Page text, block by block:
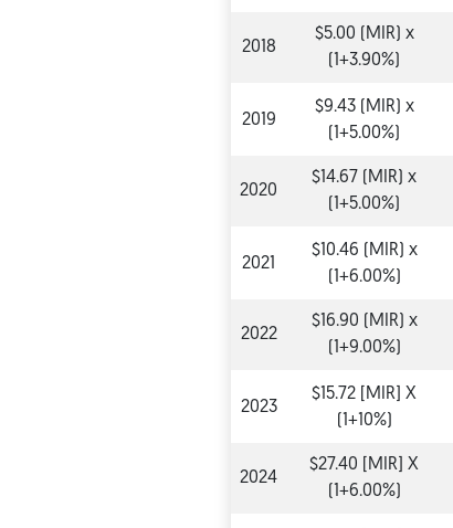
2018
$5.00 (MIR) x
(1+3.90%)
2019
$9.43 (MIR) x
(1+5.00%)
2020
$14.67 (MIR) x
(1+5.00%)
2021
$10.46 (MIR) x
(1+6.00%)
2022
$16.90 (MIR) x
(1+9.00%)
2023
$15.72 [MIR] X
(1+10%)
2024
$27.40 [MIR] X
(1+6.00%)